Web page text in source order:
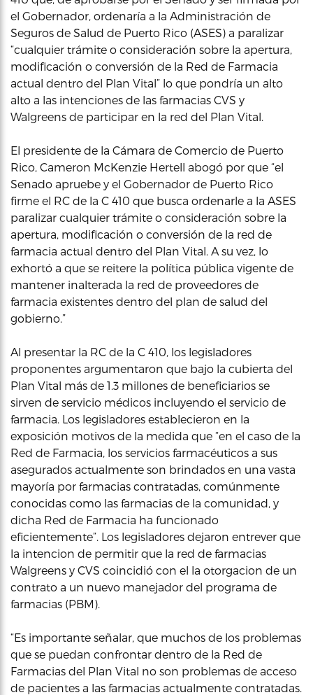
el Gobernador, ordenaría a la Administración de
Seguros de Salud de Puerto Rico (ASES) a paralizar
“cualquier trámite o consideración sobre la apertura,
modificación o conversión de la Red de Farmacia
actual dentro del Plan Vital” lo que pondría un alto
alto a las intenciones de las farmacias CVS y
Walgreens de participar en la red del Plan Vital.
El presidente de la Cámara de Comercio de Puerto
Rico, Cameron McKenzie Hertell abogó por que “el
Senado apruebe y el Gobernador de Puerto Rico
firme el RC de la C 410 que busca ordenarle a la ASES
paralizar cualquier trámite o consideración sobre la
apertura, modificación o conversión de la red de
farmacia actual dentro del Plan Vital. A su vez, lo
exhortó a que se reitere la política pública vigente de
mantener inalterada la red de proveedores de
farmacia existentes dentro del plan de salud del
gobierno.”
Al presentar la RC de la C 410, los legisladores
proponentes argumentaron que bajo la cubierta del
Plan Vital más de 1.3 millones de beneficiarios se
sirven de servicio médicos incluyendo el servicio de
farmacia. Los legisladores establecieron en la
exposición motivos de la medida que “en el caso de la
Red de Farmacia, los servicios farmacéuticos a sus
asegurados actualmente son brindados en una vasta
mayoría por farmacias contratadas, comúnmente
conocidas como las farmacias de la comunidad, y
dicha Red de Farmacia ha funcionado
eficientemente”. Los legisladores dejaron entrever que
la intencion de permitir que la red de farmacias
Walgreens y CVS coincidió con el la otorgacion de un
contrato a un nuevo manejador del programa de
farmacias (PBM).
“Es importante señalar, que muchos de los problemas
que se puedan confrontar dentro de la Red de
Farmacias del Plan Vital no son problemas de acceso
de pacientes a las farmacias actualmente contratadas.